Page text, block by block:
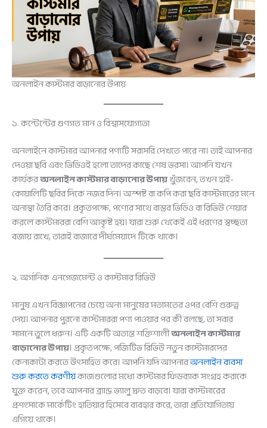
অনলাইন কাস্টমার বাড়ানোর উপায়
১. কন্টেন্টের গুণগত মান ও বিশ্বাসযোগ্যতা
অনলাইনে কাস্টমার আপনার পণ্যটি সরাসরি দেখতে পারে না। তাই আপনার
দেওয়া ছবি এবং ভিডিওই হলো তাদের কাছে শেষ ভরসা। আপনি যখন
কার্যকরঅনলাইন কাস্টমার বাড়ানোর উপায়খুঁজবেন, তখন হাই-
কোয়ালিটি ছবির দিকে নজর দিন। অস্পষ্ট বা কপি করা ছবি কাস্টমারের মনে
অনাস্থা তৈরি করে। প্রকৃতপক্ষে, পণ্যের সাথে বাস্তব ভিডিও বা রিভিউ শেয়ার
করলে কাস্টমাররা বেশি আকৃষ্ট হয়। যারা শুরু থেকেই এই ধরণের স্বচ্ছতা
বজায় রাখে, তারাই বাজারে দীর্ঘমেয়াদে টিকে থাকে।
২. অর্গানিক এনগেজমেন্ট ও কাস্টমার রিভিউ
মানুষ এখন বিজ্ঞাপনের চেয়ে অন্য মানুষের মতামতের ওপর বেশি গুরুত্ব
দেয়। আপনার পুরনো কাস্টমাররা পণ্য পাওয়ার পর কী বলছে, তা সবার
সামনে তুলে ধরুন। এটি একটি অত্যন্ত শক্তিশালীঅনলাইন কাস্টমার
বাড়ানোর উপায়। প্রকৃতপক্ষে, পজিটিভ রিভিউ নতুন কাস্টমারদের
কেনাকাটা করতে উৎসাহিত করে। আপনি যদি আপনারঅনলাইন ব্যবসা
শুরু করতে করণীয়কাজগুলোর মধ্যে কাস্টমার ফিডব্যাক সংগ্রহ করাকে
যুক্ত করেন, তবে আপনার ব্র্যান্ড ভ্যালু দ্রুত বাড়বে। যারা কাস্টমারের
প্রশংসাকে মার্কেটিং হাতিয়ার হিসেবে ব্যবহার করে, তারা প্রতিযোগিতায়
এগিয়ে থাকে।